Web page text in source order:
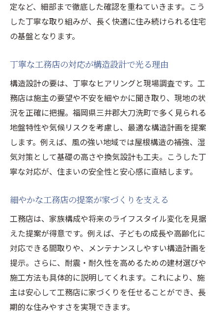
定など、細部まで徹底した確認を重ねていきます。こう
した丁寧な取り組みが、長く快適に住み続けられる住宅
の基盤となります。
丁寧な工務店の対応が構造設計で光る理由
構造設計の要は、丁寧なヒアリングと現場調査です。工
務店は施主の要望や不安を細やかに聞き取り、現地の状
況を正確に把握。福岡県三井郡大刀洗町で多く見られる
地盤特性や気候リスクを考慮し、最適な構造計画を提案
します。例えば、風の強い地域では屋根構造の補強、湿
気対策として基礎の高さや換気設計も工夫。こうした丁
寧な対応が、住まいの安全性と安心感に直結します。
細やかな工務店の提案が家づくりを支える
工務店は、家族構成や将来のライフスタイル変化を見据
えた提案が得意です。例えば、子どもの成長や高齢化に
対応できる間取りや、メンテナンスしやすい構造計画を
提示。さらに、耐震・耐久性を高めるための建材選びや
施工方法も具体的に説明してくれます。これにより、施
主は安心して工務店に家づくりを任せることができ、長
期的な住みやすさを実現できます。